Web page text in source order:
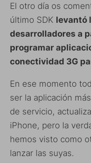
El otro día os
último SDK levantó
desarrolladores a
programar
conectividad 3G
En ese momento
ser la aplicación
de servicio,
iPhone, pero la
hemos visto como
lanzar las suyas.